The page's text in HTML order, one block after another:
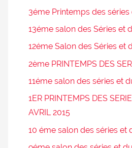
3éme Printemps des
13éme salon des Séries et
12éme Salon des Séries et
2ème PRINTEMPS DES
11éme salon des séries et
1ER PRINTEMPS DES
AVRIL 2015
10 éme salon des séries et